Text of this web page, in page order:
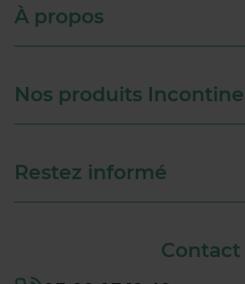
À propos
Nos produits
Restez informé
Contact